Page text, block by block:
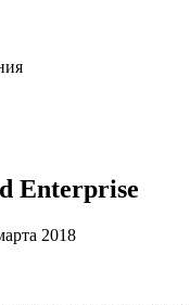
Enterprise
2018